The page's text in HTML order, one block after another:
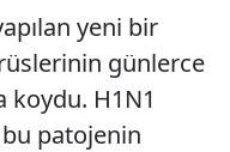
yeni bir
günlerce
koydu. H1N1
patojenin